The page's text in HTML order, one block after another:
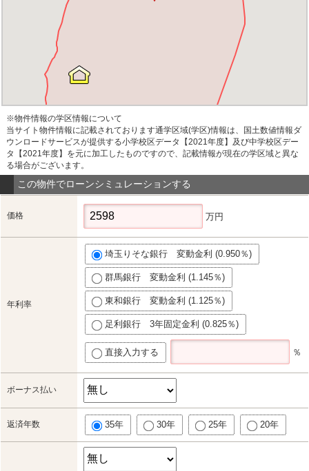
※物件情報の学区情報について
当サイト物件情報に記載されております通学区域(学区)情報は、国土数値情報ダ
ウンロードサービスが提供する小学校区データ【2021年度】及び中学校区デー
タ【2021年度】を元に加工したものですので、記載情報が現在の学区域と異な
る場合がございます。
この物件でローンシミュレーションする
価格 万円
年利率
埼玉りそな銀行 変動金利 (0.950％)
群馬銀行 変動金利 (1.145％)
東和銀行 変動金利 (1.125％)
足利銀行 3年固定金利 (0.825％)
直接入力する ％
ボーナス払い
返済年数 35年 30年 25年 20年